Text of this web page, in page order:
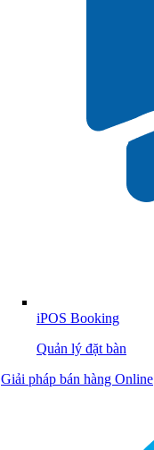
iPOS Booking
Quản lý đặt bàn
Giải pháp bán hàng Online